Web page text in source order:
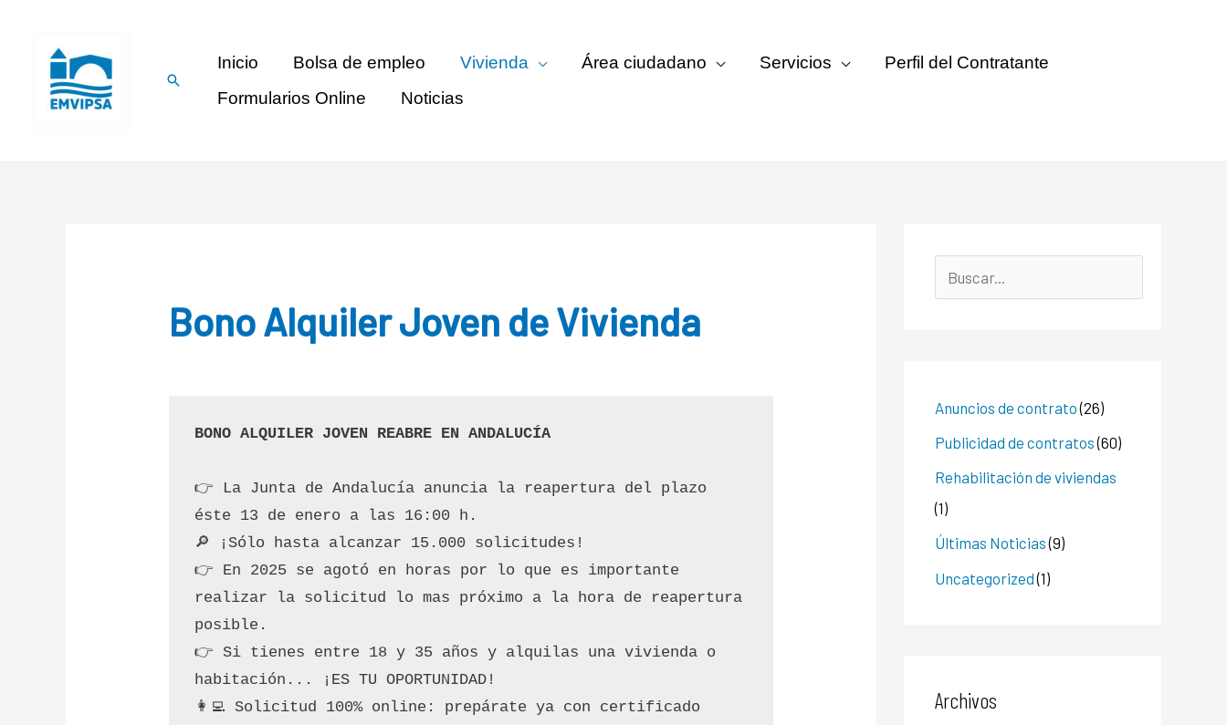
Inicio Bolsa de empleo Vivienda Área ciudadano Servicios
Perfil del Contratante
Formularios Online
Noticias
Bono Alquiler Joven de Vivienda
BONO ALQUILER JOVEN REABRE EN ANDALUCÍA
👉​ La Junta de Andalucía anuncia la reapertura del plazo
éste 13 de enero a las 16:00 h.
🔎​ ¡Sólo hasta alcanzar 15.000 solicitudes!
​👉 En 2025 se agotó en horas por lo que es importante
realizar la solicitud lo mas próximo a la hora de reapertura
posible.
👉 Si tienes entre 18 y 35 años y alquilas una vivienda o
habitación... ¡ES TU OPORTUNIDAD!
​👩‍💻​ Solicitud 100% online: prepárate ya con certificado
Anuncios de contrato(26)
Publicidad de contratos(60)
Rehabilitación de viviendas
(1)
Últimas Noticias(9)
Uncategorized(1)
Archivos